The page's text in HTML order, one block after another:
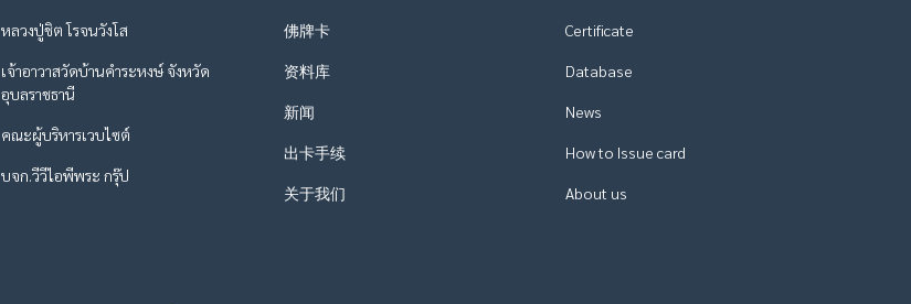
หลวงปู่ชิต โรจนวังโส
เจ้าอาวาสวัดบ้านคำระหงษ์ จังหวัด
อุบลราชธานี
คณะผู้บริหารเวบไซต์
บจก.วีวีไอพีพระ กรุ๊ป
佛牌卡
资料库
新闻
出卡手续
关于我们
Certificate
Database
News
How to Issue card
About us